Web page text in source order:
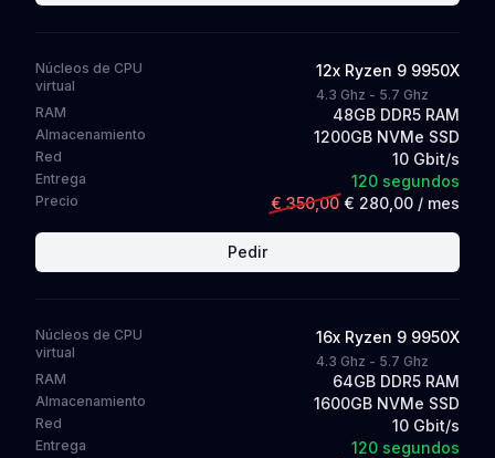
Núcleos de CPU
virtual
12x Ryzen 9 9950X
4.3 Ghz - 5.7 Ghz
RAM
48GB DDR5 RAM
Almacenamiento 1200GB NVMe SSD
Red 10 Gbit/s
Entrega 120 segundos
Precio € 350,00 € 280,00 / mes
Pedir
Núcleos de CPU
virtual
16x Ryzen 9 9950X
4.3 Ghz - 5.7 Ghz
RAM
64GB DDR5 RAM
Almacenamiento 1600GB NVMe SSD
Red 10 Gbit/s
Entrega 120 segundos